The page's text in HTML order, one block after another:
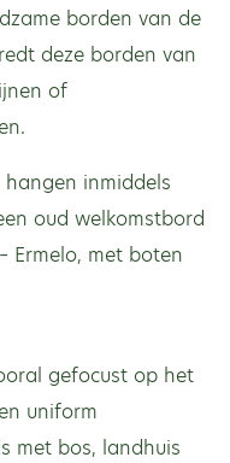
borden van de
deze borden van
of
inmiddels
oud welkomstbord
Ermelo, met boten
gefocust op het
uniform
met bos, landhuis